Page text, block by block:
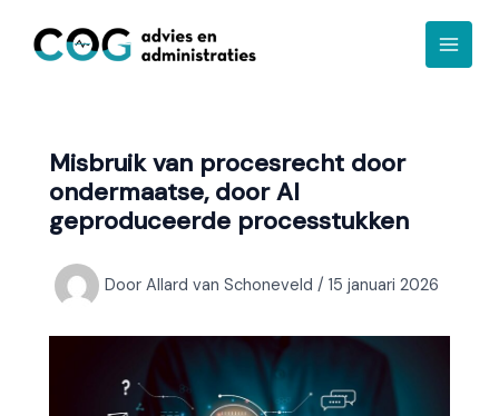
Misbruik van procesrecht door
ondermaatse, door AI
geproduceerde processtukken
Door Allard van Schoneveld / 15 januari 2026